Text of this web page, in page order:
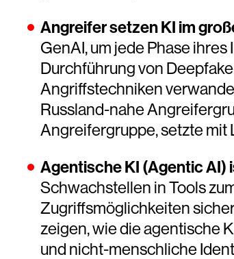
Angreifer setzen KI im
GenAI, um jede Phase
Durchführung von
Angriffstechniken
Russland-nahe
Angreifergruppe, setzte mit
Agentische KI (Agentic AI)
Schwachstellen in Tools
Zugriffsmöglichkeiten
zeigen, wie die agentische
und nicht-menschliche